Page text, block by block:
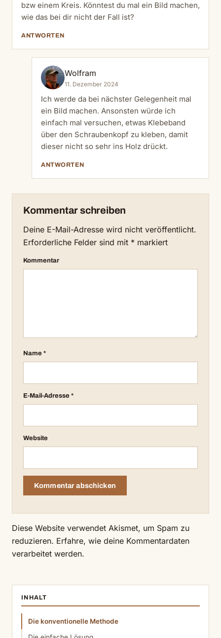
bzw einem Kreis. Könntest du mal ein Bild machen,
wie das bei dir nicht der Fall ist?
ANTWORTEN
Wolfram
11. Dezember 2024
Ich werde da bei nächster Gelegenheit mal
ein Bild machen. Ansonsten würde ich
einfach mal versuchen, etwas Klebeband
über den Schraubenkopf zu kleben, damit
dieser nicht so sehr ins Holz drückt.
ANTWORTEN
Kommentar schreiben
Deine E-Mail-Adresse wird nicht veröffentlicht.
Erforderliche Felder sind mit * markiert
Kommentar
Name *
E-Mail-Adresse *
Website
Diese Website verwendet Akismet, um Spam zu
reduzieren. Erfahre, wie deine Kommentardaten
verarbeitet werden.
INHALT
Die konventionelle Methode